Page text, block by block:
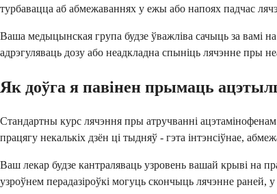
турбавацца аб абмежаваннях у ежы або напоях падчас
Ваша медыцынская група будзе ўважліва сачыць за вамі
адрэгуляваць дозу або неадкладна спыніць лячэнне пры
Як доўга я павінен прымаць
Стандартны курс лячэння пры атручванні
працягу некалькіх дзён ці тыдняў - гэта інтэнсіўнае,
Ваш лекар будзе кантраляваць узровень вашай крыві на
узроўнем перадазіроўкі могуць скончыць лячэнне раней,